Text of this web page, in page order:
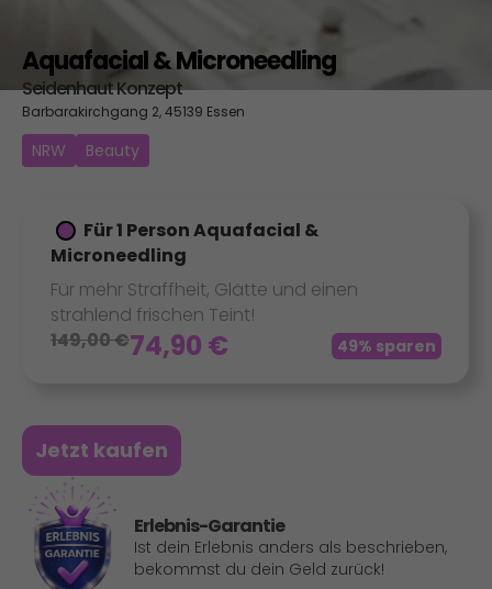
Aquafacial & Microneedling
Seidenhaut Konzept
Barbarakirchgang 2, 45139 Essen
NRW Beauty
Für 1 Person Aquafacial &
Microneedling
Für mehr Straffheit, Glätte und einen
strahlend frischen Teint!
149,00€74,90 € 49% sparen
Jetzt kaufen
Erlebnis-Garantie
Ist dein Erlebnis anders als beschrieben,
bekommst du dein Geld zurück!